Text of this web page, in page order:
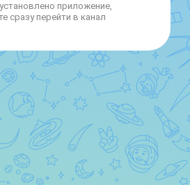
приложение,
сразу перейти в канал